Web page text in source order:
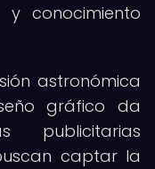
conocimiento
astronómica
gráfico da
publicitarias
captar la